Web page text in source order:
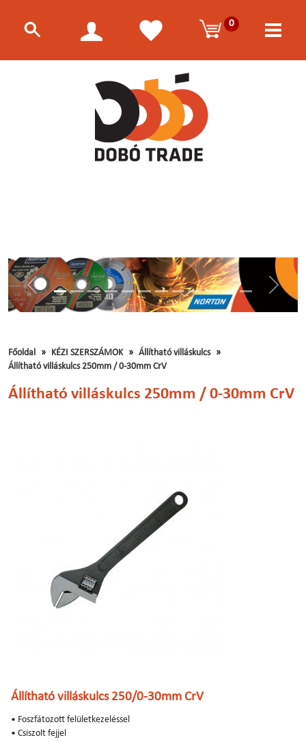
0
Előző
Főoldal KÉZI SZERSZÁMOK
Állítható villáskulcs
Állítható villáskulcs 250mm / 0-30mm CrV
Állítható villáskulcs 250mm / 0-30mm CrV
Állítható villáskulcs 250/0-30mm CrV
• Foszfátozott felületkezeléssel
• Csiszolt fejjel